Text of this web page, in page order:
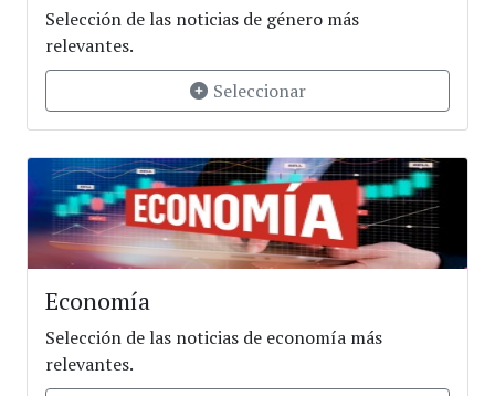
Selección de las noticias de género más
relevantes.
Seleccionar
Economía
Selección de las noticias de economía más
relevantes.